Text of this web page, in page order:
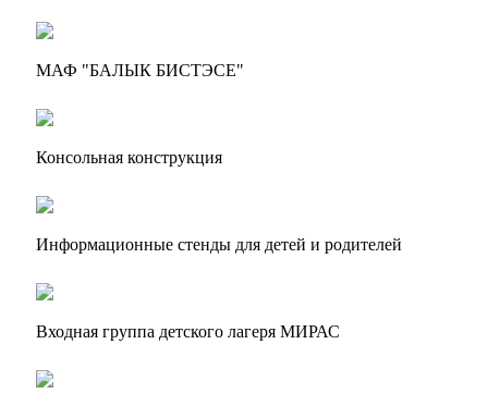
МАФ "БАЛЫК БИСТЭСЕ"
Консольная конструкция
Информационные стенды для детей и родителей
Входная группа детского лагеря МИРАС